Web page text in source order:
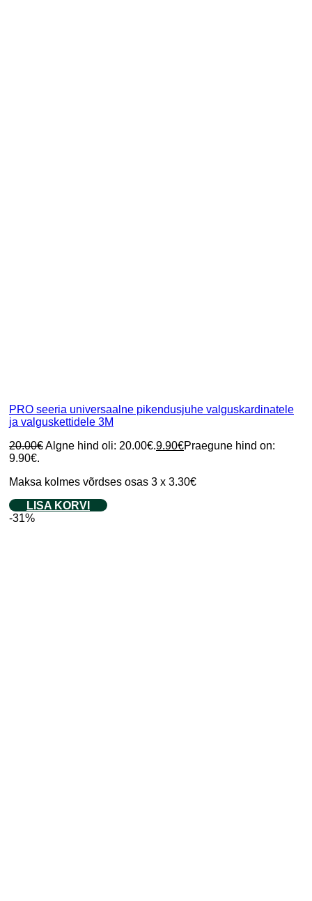
PRO seeria universaalne pikendusjuhe valguskardinatele
ja valguskettidele 3M
20.00€Algne hind oli: 20.00€.9.90€Praegune hind on:
9.90€.
Maksa kolmes võrdses osas 3 x 3.30€
LISA KORVI
-31%